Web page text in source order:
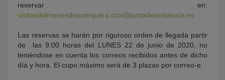
reservar en:
visitasdolmenesdeantequera.ccul@juntadeandalucia.es
Las reservas se harán por riguroso orden de llegada partir
de las 9:00 horas del LUNES 22 de junio de 2020, no
teniéndose en cuenta los correos recibidos antes de dicho
día y hora. El cupo máximo será de 3 plazas por correo-e.